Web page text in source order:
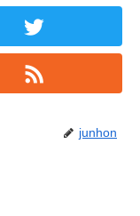
junhon